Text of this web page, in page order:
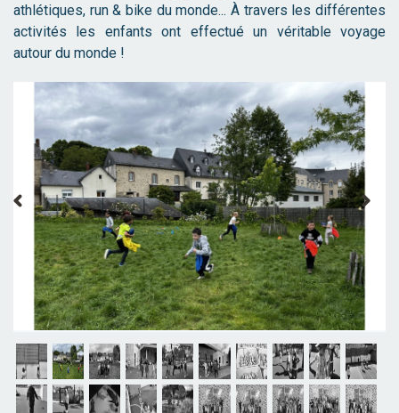
athlétiques, run & bike du monde... À travers les différentes
activités les enfants ont effectué un véritable voyage
autour du monde !